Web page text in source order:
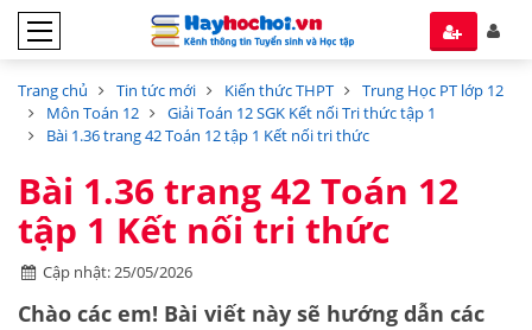
Trang chủ Tin tức mới Kiến thức THPT
Trung Học PT lớp 12
Môn Toán 12
Giải Toán 12 SGK Kết nối Tri thức tập 1
Bài 1.36 trang 42 Toán 12 tập 1 Kết nối tri thức
Bài 1.36 trang 42 Toán 12
tập 1 Kết nối tri thức
Cập nhật: 25/05/2026
Chào các em! Bài viết này sẽ hướng dẫn các